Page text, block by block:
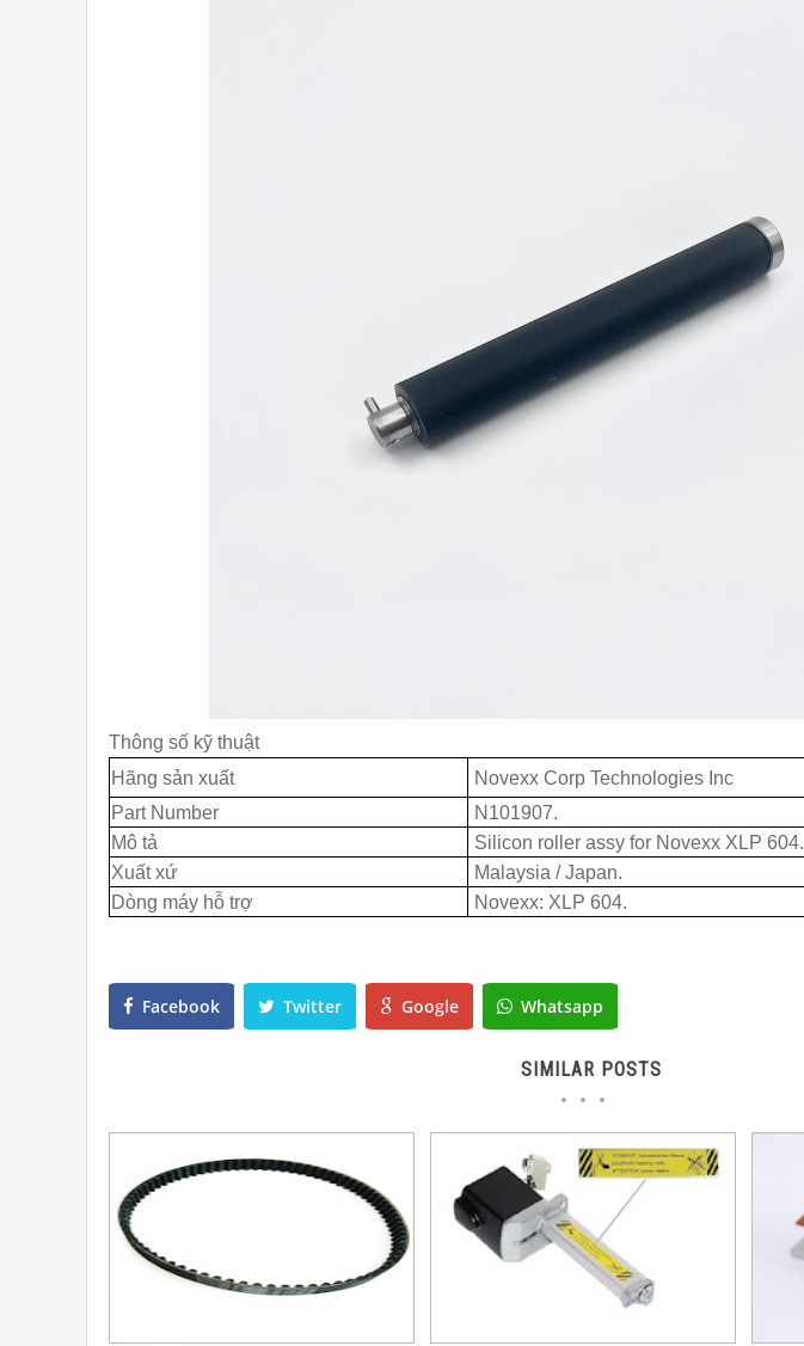
Thông số kỹ thuật
Hãng sản xuất
Novexx Corp Technologies Inc
Part Number
N101907.
Mô tả
Silicon roller assy for Novexx XLP 604.
Xuất xứ
Malaysia / Japan.
Dòng máy hỗ trợ
Novexx: XLP 604.
Facebook Twitter Google Whatsapp
SIMILAR POSTS